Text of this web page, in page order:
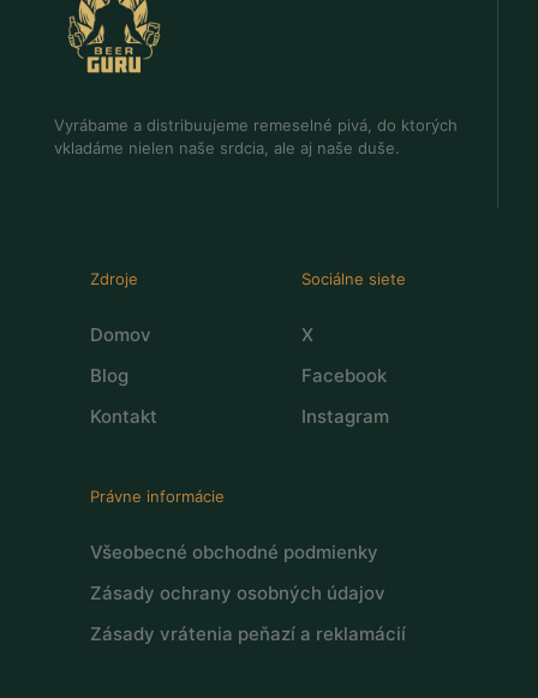
Vyrábame a distribuujeme remeselné pivá, do ktorých
vkladáme nielen naše srdcia, ale aj naše duše.
Zdroje
Domov
Blog
Kontakt
Sociálne siete
X
Facebook
Instagram
Právne informácie
Všeobecné obchodné podmienky
Zásady ochrany osobných údajov
Zásady vrátenia peňazí a reklamácií